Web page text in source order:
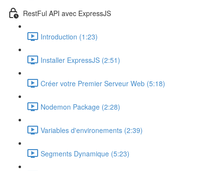
RestFul API avec ExpressJS
Introduction (1:23)
Installer ExpressJS (2:51)
Créer votre Premier Serveur Web (5:18)
Nodemon Package (2:28)
Variables d'environements (2:39)
Segments Dynamique (5:23)